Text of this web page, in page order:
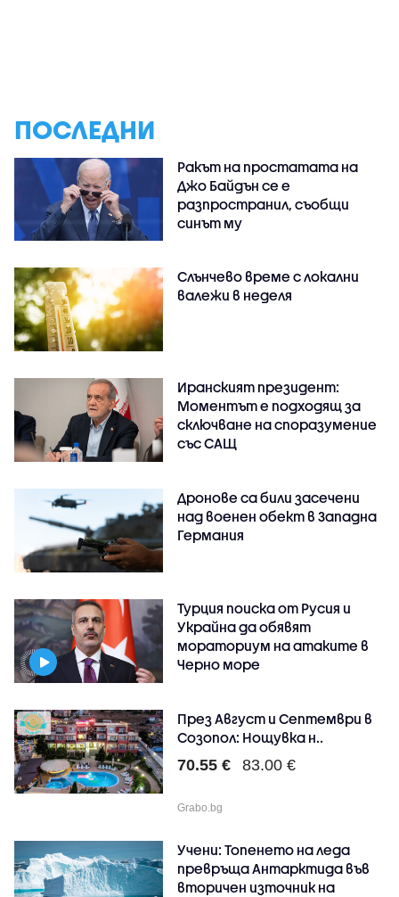
ПОСЛЕДНИ
Ракът на простатата на
Джо Байдън се е
разпространил, съобщи
синът му
Слънчево време с локални
валежи в неделя
Иранският президент:
Моментът е подходящ за
сключване на споразумение
със САЩ
Дронове са били засечени
над военен обект в Западна
Германия
Турция поиска от Русия и
Украйна да обявят
мораториум на атаките в
Черно море
През Август и Септември в
Созопол: Нощувка н..
70.55 € 83.00 €
Grabo.bg
Учени: Топенето на леда
превръща Антарктида във
вторичен източник на